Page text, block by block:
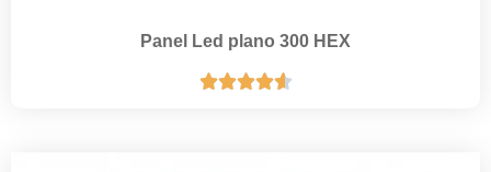
Panel Led plano 300 HEX
